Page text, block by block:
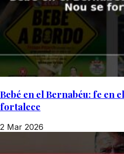
Bebé en el Bernabéu: fe en
fortalece
2 Mar 2026